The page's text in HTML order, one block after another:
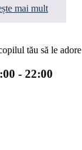
mai mult
tău să le adore
- 22:00